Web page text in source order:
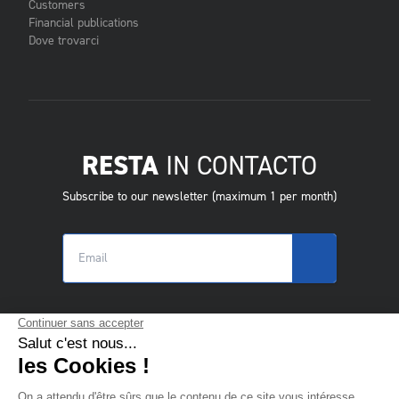
Customers
Financial publications
Dove trovarci
RESTA IN CONTACTO
Subscribe to our newsletter (maximum 1 per month)